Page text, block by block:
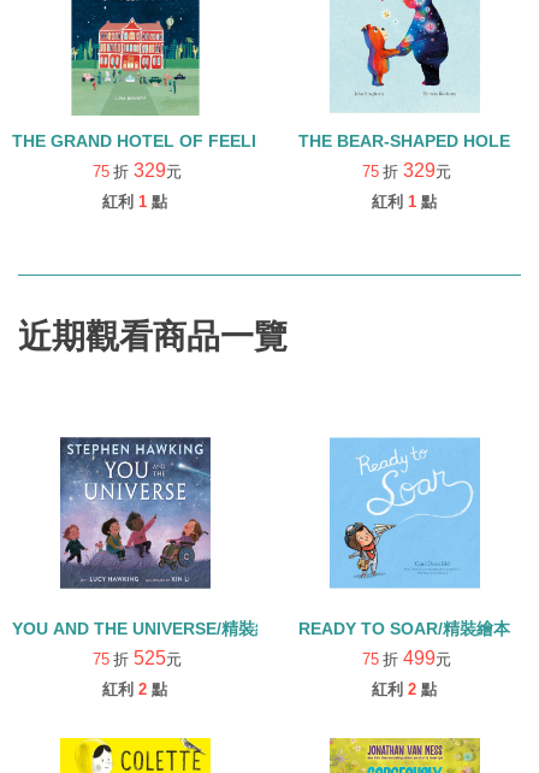
THE GRAND HOTEL OF FEELINGS (中譯:情緒大飯店)
75 折 329元
紅利 1 點
THE BEAR-SHAPED HOLE
75 折 329元
紅利 1 點
近期觀看商品一覽
YOU AND THE UNIVERSE/精裝繪本
75 折 525元
紅利 2 點
READY TO SOAR/精裝繪本
75 折 499元
紅利 2 點